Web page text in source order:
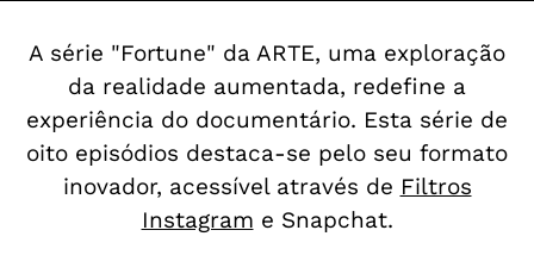
A série "Fortune" da ARTE, uma exploração
da realidade aumentada, redefine a
experiência do documentário. Esta série de
oito episódios destaca-se pelo seu formato
inovador, acessível através de Filtros
Instagram e Snapchat.